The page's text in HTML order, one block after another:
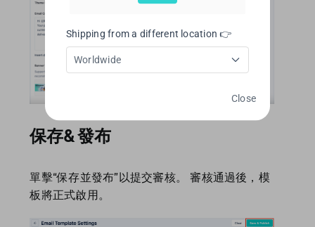
保存& 發布
單擊“保存並發布”以提交審核。 審核通過後，模
板將正式啟用。
Shipping from a different location 👉
Worldwide
Close